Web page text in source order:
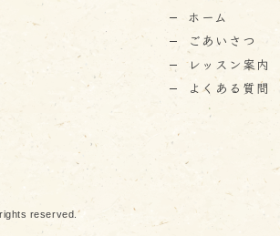
ホーム
ごあいさつ
レッスン案内
よくある質問
reserved.